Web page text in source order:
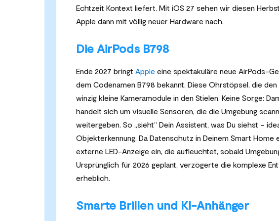
Echtzeit Kontext liefert. Mit iOS 27 sehen wir diesen
Apple dann mit völlig neuer Hardware nach.
Die AirPods B798
Ende 2027 bringt Apple eine spektakuläre neue AirPods-
dem Codenamen B798 bekannt. Diese Ohrstöpsel, die
winzig kleine Kameramodule in den Stielen. Keine Sorge:
handelt sich um visuelle Sensoren, die die Umgebung
weitergeben. So „sieht“ Dein Assistent, was Du siehst –
Objekterkennung. Da Datenschutz in Deinem Smart Home
externe LED-Anzeige ein, die aufleuchtet, sobald
Ursprünglich für 2026 geplant, verzögerte die komplexe
erheblich.
Smarte Brillen und KI-Anhänger